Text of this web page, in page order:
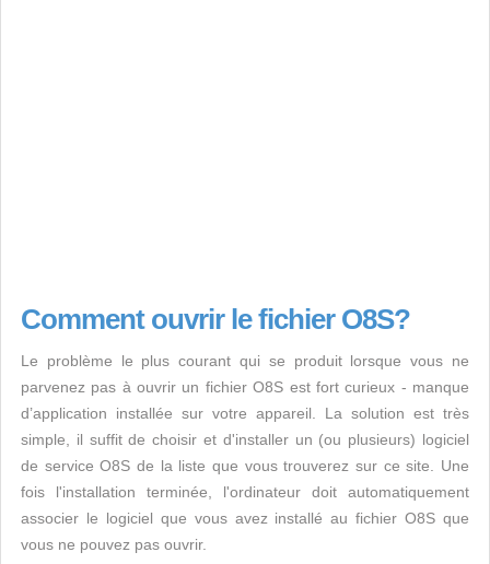
Comment ouvrir le fichier O8S?
Le problème le plus courant qui se produit lorsque vous ne
parvenez pas à ouvrir un fichier O8S est fort curieux - manque
d’application installée sur votre appareil. La solution est très
simple, il suffit de choisir et d'installer un (ou plusieurs) logiciel
de service O8S de la liste que vous trouverez sur ce site. Une
fois l'installation terminée, l'ordinateur doit automatiquement
associer le logiciel que vous avez installé au fichier O8S que
vous ne pouvez pas ouvrir.